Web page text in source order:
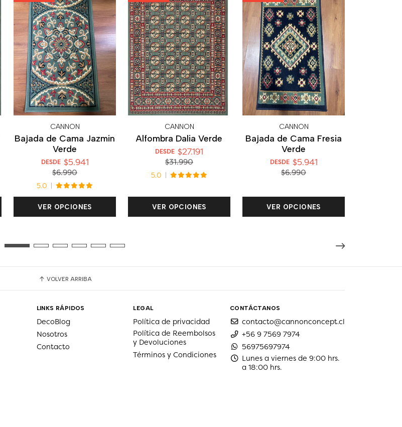
CANNON
Bajada de Cama Jazmin
Verde
DESDE $5.941
$6.990
5.0
VER OPCIONES
CANNON
Alfombra Dalia Verde
DESDE $27.191
$31.990
5.0
VER OPCIONES
CANNON
Bajada de Cama Fresia
Verde
DESDE $5.941
$6.990
VER OPCIONES
VOLVER ARRIBA
LINKS RÁPIDOS
DecoBlog
Nosotros
Contacto
LEGAL
Política de privacidad
Política de Reembolsos
y Devoluciones
Términos y Condiciones
CONTÁCTANOS
contacto@cannonconcept.cl
+56 9 7569 7974
56975697974
Lunes a viernes de 9:00 hrs.
a 18:00 hrs.